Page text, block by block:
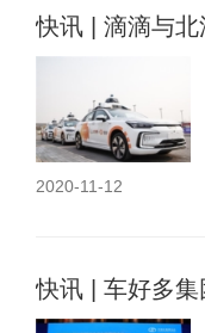
快讯 | 滴滴与
2020-11-12
快讯 | 车好多